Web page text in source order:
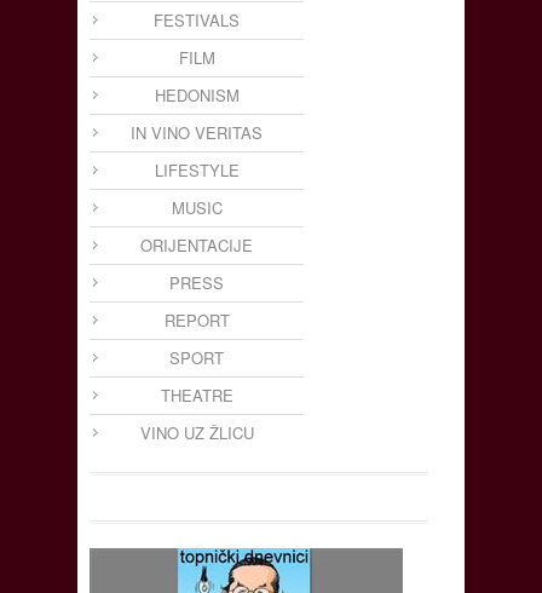
FESTIVALS
FILM
HEDONISM
IN VINO VERITAS
LIFESTYLE
MUSIC
ORIJENTACIJE
PRESS
REPORT
SPORT
THEATRE
VINO UZ ŽLICU